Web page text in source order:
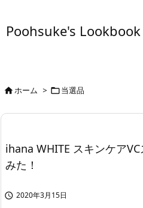
Poohsuke's Lookbook
ホーム > 当選品
ihana WHITE スキンケア
みた！
 2020年3月15日